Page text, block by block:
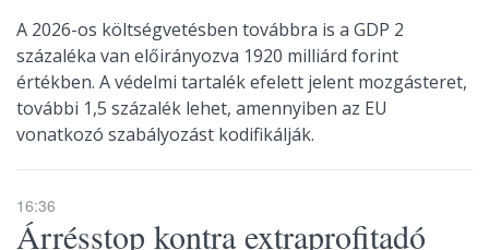
A 2026-os költségvetésben továbbra is a GDP 2
százaléka van előirányozva 1920 milliárd forint
értékben. A védelmi tartalék efelett jelent mozgásteret,
további 1,5 százalék lehet, amennyiben az EU
vonatkozó szabályozást kodifikálják.
16:36
Árrésstop kontra extraprofitadó